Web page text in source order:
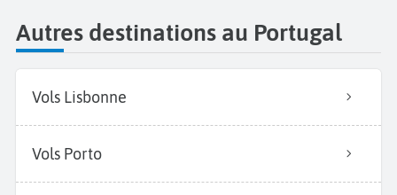
Autres destinations au Portugal
Vols Lisbonne
Vols Porto